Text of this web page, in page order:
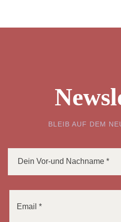
BLEIB AUF DEM